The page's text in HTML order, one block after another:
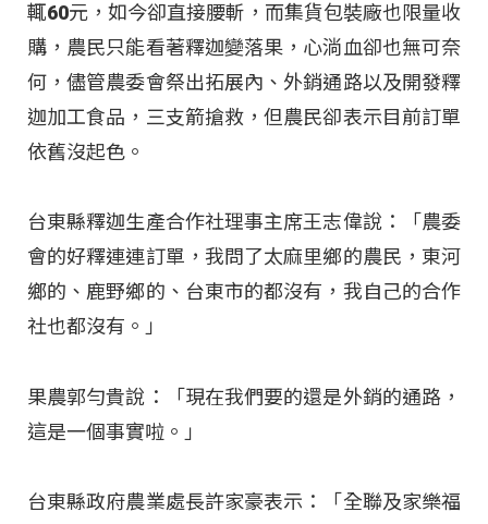
輒60元，如今卻直接腰斬，而集貨包裝廠也限量收
購，農民只能看著釋迦變落果，心淌血卻也無可奈
何，儘管農委會祭出拓展內、外銷通路以及開發釋
迦加工食品，三支箭搶救，但農民卻表示目前訂單
依舊沒起色。
台東縣釋迦生產合作社理事主席王志偉說：「農委
會的好釋連連訂單，我問了太麻里鄉的農民，東河
鄉的、鹿野鄉的、台東市的都沒有，我自己的合作
社也都沒有。」
果農郭勻貴說：「現在我們要的還是外銷的通路，
這是一個事實啦。」
台東縣政府農業處長許家豪表示：「全聯及家樂福